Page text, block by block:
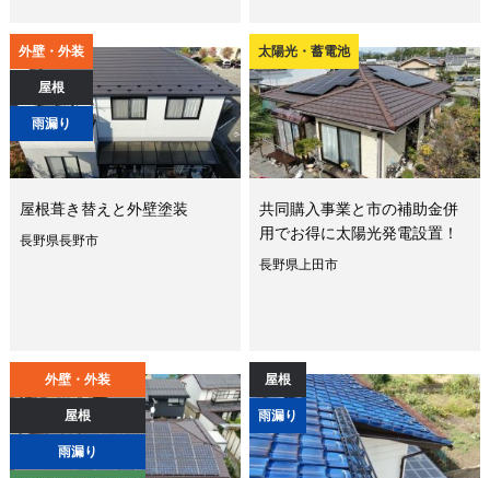
外壁・外装
屋根
雨漏り
屋根葺き替えと外壁塗装
長野県長野市
太陽光・蓄電池
共同購入事業と市の補助金併
用でお得に太陽光発電設置！
長野県上田市
外壁・外装
屋根
雨漏り
屋根
雨漏り